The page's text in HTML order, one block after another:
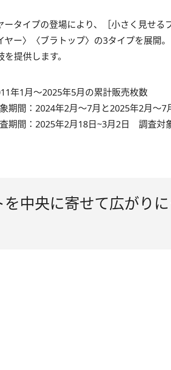
ータイプの登場により、［小さく見せる
ヤー〉〈ブラトップ〉の3タイプを展開
提供します。
年1月～2025年5月の累計販売枚数
期間：2024年2月～7月と2025年2月～
査期間：2025年2月18日~3月2日 調査
を中央に寄せて広がり